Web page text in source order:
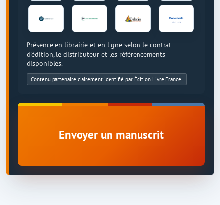
Présence en librairie et en ligne selon le contrat
d'édition, le distributeur et les référencements
disponibles.
Contenu partenaire clairement identifié par Édition Livre France.
Envoyer un manuscrit